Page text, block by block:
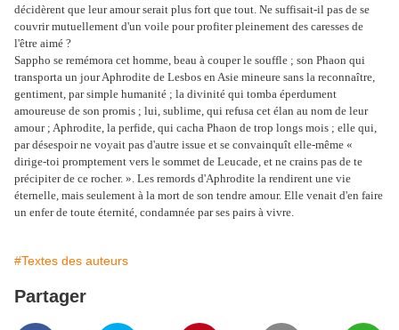
décidèrent que leur amour serait plus fort que tout. Ne suffisait-il pas de se
couvrir mutuellement d'un voile pour profiter pleinement des caresses de
l'être aimé ?
Sappho se remémora cet homme, beau à couper le souffle ; son Phaon qui
transporta un jour Aphrodite de Lesbos en Asie mineure sans la reconnaître,
gentiment, par simple humanité ; la divinité qui tomba éperdument
amoureuse de son promis ; lui, sublime, qui refusa cet élan au nom de leur
amour ; Aphrodite, la perfide, qui cacha Phaon de trop longs mois ; elle qui,
par désespoir ne voyait pas d'autre issue et se convainquît elle-même «
dirige-toi promptement vers le sommet de Leucade, et ne crains pas de te
précipiter de ce rocher. ». Les remords d'Aphrodite la rendirent une vie
éternelle, mais seulement à la mort de son tendre amour. Elle venait d'en faire
un enfer de toute éternité, condamnée par ses pairs à vivre.
#Textes des auteurs
Partager